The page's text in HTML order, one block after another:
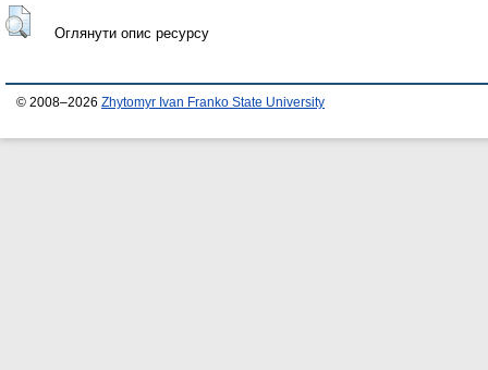
Оглянути опис ресурсу
© 2008–2026 Zhytomyr Ivan Franko State University